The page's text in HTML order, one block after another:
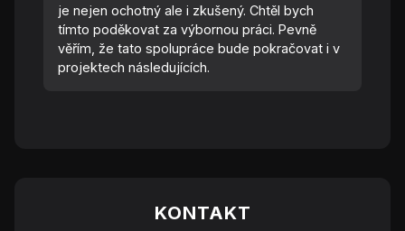
je nejen ochotný ale i zkušený. Chtěl bych
tímto poděkovat za výbornou práci. Pevně
věřím, že tato spolupráce bude pokračovat i v
projektech následujících.
KONTAKT